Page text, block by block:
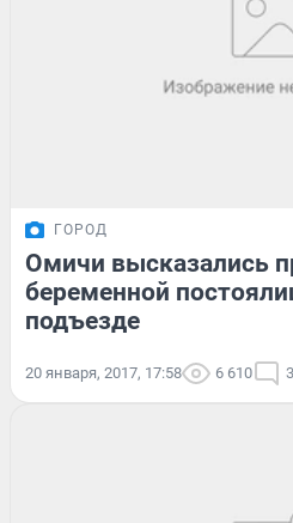
ГОРОД
Омичи высказались
беременной
подъезде
20 января, 2017, 17:58 6 610